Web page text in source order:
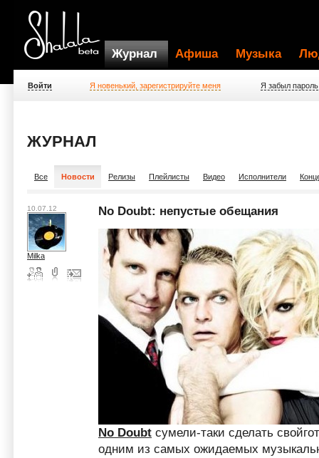
Журнал Афиша Музыка
Войти Я новенький, зарегистрируйте меня Я забыл пароль
ЖУРНАЛ
Все Новости Релизы Плейлисты Видео Исполнители
10.07.12
Milka
No Doubt: непустые обещания
No Doubt сумели-таки сделать
одним из самых ожидаемых